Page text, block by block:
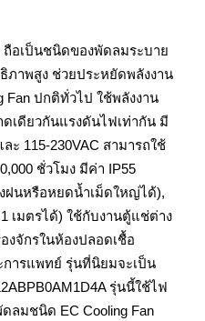
ถือเป็นชนิดของพัดลมระบาย
ภาพสูง ช่วยประหยัดพลังงาน
Fan ปกติทั่วไป ใช้พลังงาน
เดียวกันแรงดันไฟเท่ากัน มี
ะ 115-230VAC สามารถใช้
ชั่วโมง มีค่า IP55
ฝนหรือหยดน้ำเม็ดใหญ่ได้),
เมตรได้) ใช้กับงานตู้แช่ต่าง
งจักรในห้องปลอดเชื้อ
การแพทย์ รุ่นที่นิยมจะเป็น
รุ่นนี้ใช้ไฟ
ลมชนิด EC Cooling Fan